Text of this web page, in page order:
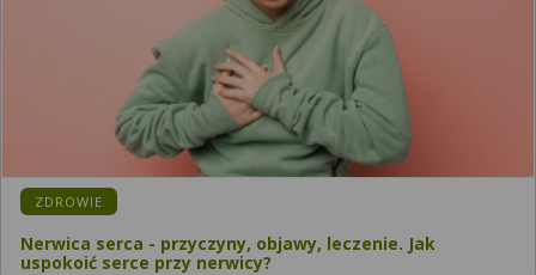
KATEGORIA:
ZDROWIE
Nerwica serca - przyczyny, objawy, leczenie. Jak
uspokoić serce przy nerwicy?